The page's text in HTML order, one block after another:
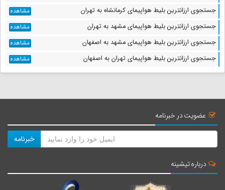
جستجوی ارزانترین بلیط هواپیمای کرمانشاه به تهران مشاهده
جستجوی ارزانترین بلیط هواپیمای مشهد به تهران مشاهده
جستجوی ارزانترین بلیط هواپیمای مشهد به اصفهان مشاهده
جستجوی ارزانترین بلیط هواپیمای تهران به اصفهان مشاهده
عضویت در خبرنامه
خبرنامه
درباره تیشینه